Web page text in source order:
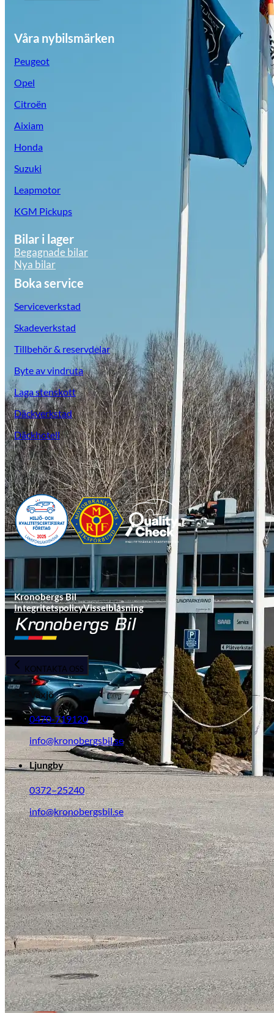
Opel
Våra nybilsmärken
Peugeot
Opel
Citroën
Aixiam
Honda
Suzuki
Leapmotor
KGM Pickups
Bilar i lager
Begagnade bilar
Nya bilar
Boka service
Serviceverkstad
Skadeverkstad
Tillbehör & reservdelar
Byte av vindruta
Laga stenskott
Däckverkstad
Däckhotell
Kronobergs Bil
IntegritetspolicyVisselblåsning
KONTAKTA OSS
Växjö
0470-719120
info@kronobergsbil.se
Ljungby
0372–25240
info@kronobergsbil.se